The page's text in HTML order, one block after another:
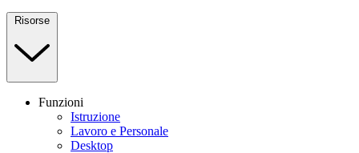
Risorse
Funzioni
Istruzione
Lavoro e Personale
Desktop